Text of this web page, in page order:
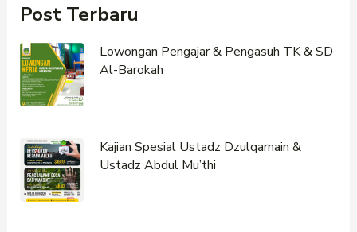
Post Terbaru
Lowongan Pengajar & Pengasuh TK & SD
Al-Barokah
Kajian Spesial Ustadz Dzulqarnain &
Ustadz Abdul Mu’thi